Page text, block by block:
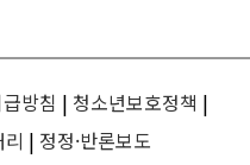
방침 | 청소년보호정책 |
| 정정·반론보도